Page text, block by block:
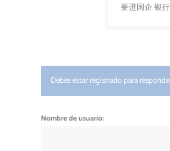
要进国企 银
Debes estar registrado para
Nombre de usuario: